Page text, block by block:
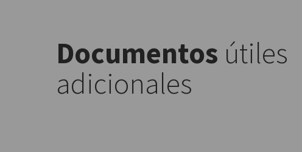
Documentos útiles
adicionales